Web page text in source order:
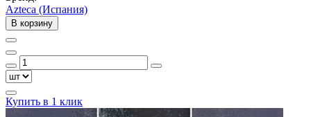
Azteca (Испания)
В корзину
Купить в 1 клик